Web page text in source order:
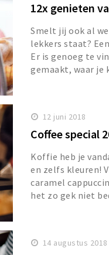
12x genieten
Smelt jij ook al
lekkers staat?
Er is genoeg te
gemaakt, waar je
12 juni 2018
Coffee special
Koffie heb je
en zelfs kleuren!
caramel
het zo gek niet
14 augustus 2018